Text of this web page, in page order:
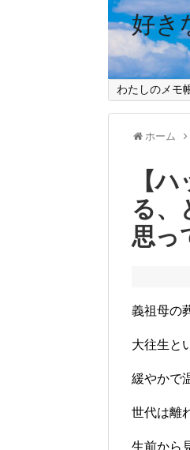
好き
わたしのメモ
ホーム
【
る、
思っ
義祖母の
大往生と
緩やかで
世代は離
生前から